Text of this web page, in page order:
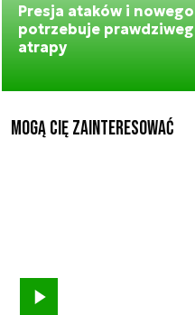
Presja ataków i
potrzebuje
atrapy
Mogą Cię zainteresować